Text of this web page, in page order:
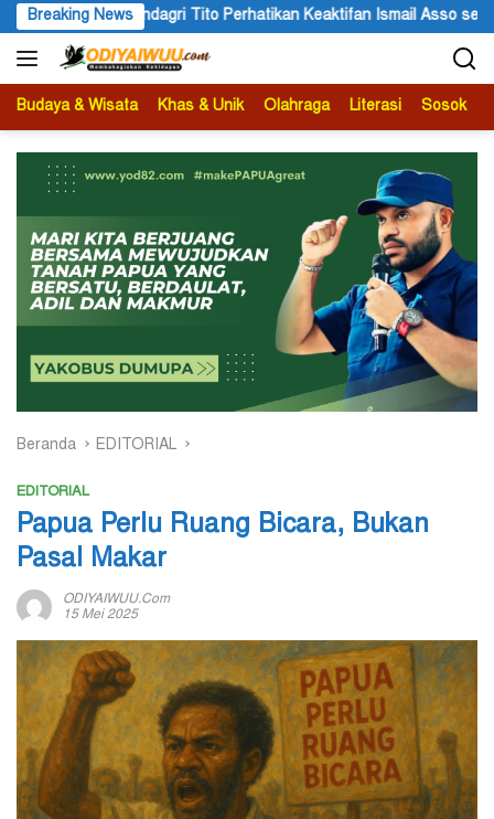
Langsung
ke
konten
Breaking News
Tito Perhatikan Keaktifan Ismail Asso sebagai Anggota MRP
Budaya & Wisata Khas & Unik Olahraga Literasi Sosok
Beranda EDITORIAL
EDITORIAL
Papua Perlu Ruang Bicara, Bukan
Pasal Makar
ODIYAIWUU.com
15 Mei 2025